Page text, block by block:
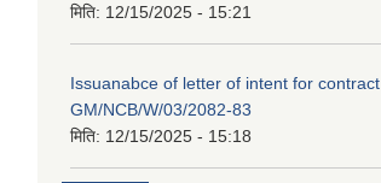
मिति: 12/15/2025 - 15:21
Issuanabce of letter of intent for contract
GM/NCB/W/03/2082-83
मिति: 12/15/2025 - 15:18